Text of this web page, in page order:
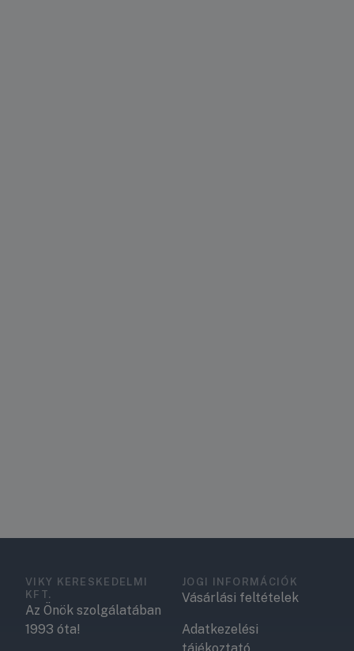
VIKY KERESKEDELMI
KFT.
Az Önök szolgálatában
1993 óta!
JOGI INFORMÁCIÓK
Vásárlási feltételek
Adatkezelési